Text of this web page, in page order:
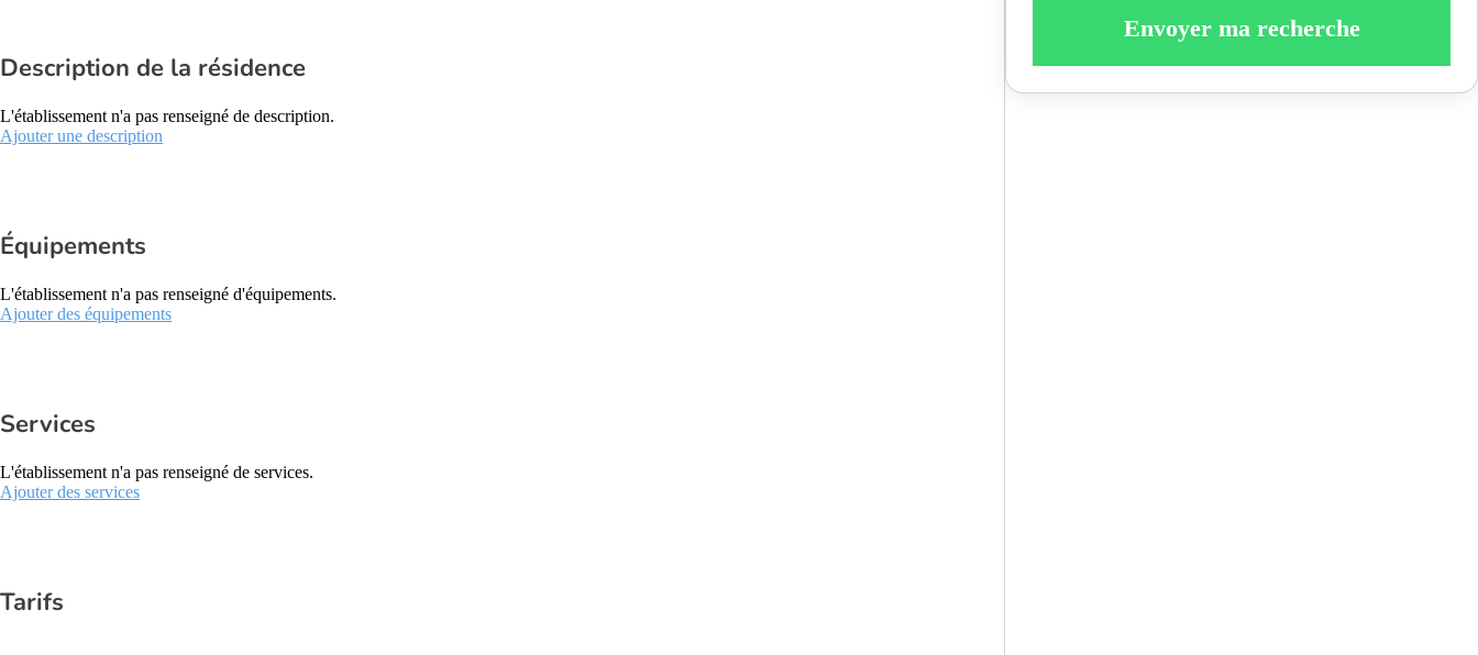
Description de la résidence
L'établissement n'a pas renseigné de description.
Ajouter une description
Équipements
L'établissement n'a pas renseigné d'équipements.
Ajouter des équipements
Services
L'établissement n'a pas renseigné de services.
Ajouter des services
Tarifs
Envoyer ma recherche